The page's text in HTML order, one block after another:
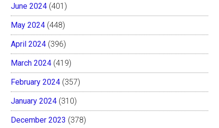
June 2024 (401)
May 2024 (448)
April 2024 (396)
March 2024 (419)
February 2024 (357)
January 2024 (310)
December 2023 (378)